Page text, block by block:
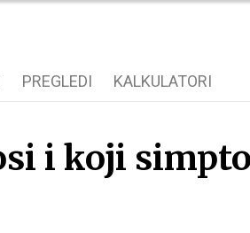
PREGLEDI KALKULATORI
i koji